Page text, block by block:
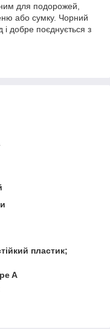
для подорожей,
або сумку. Чорний
і добре поєднується з
пластик;
A